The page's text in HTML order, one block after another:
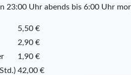
23:00 Uhr abends bis 6:00 Uhr
5,50 €
2,90 €
1,90 €
42,00 €